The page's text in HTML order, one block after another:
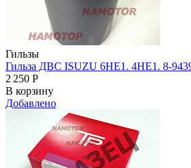
Гильзы
Гильза ДВС ISUZU 6HE1. 4HE1. 8-
2 250 Р
В корзину
Добавлено